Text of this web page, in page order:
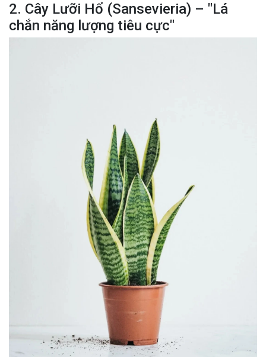
2. Cây Lưỡi Hổ (Sansevieria) – "Lá
chắn năng lượng tiêu cực"